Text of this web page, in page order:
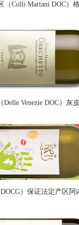
Colli Martani DOC）
Venezie DOC）
）保证法定产区